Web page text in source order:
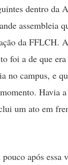
dentro
assembleia
da FFLCH.
foi a de que
no campus, e
Havia
um ato em
após essa